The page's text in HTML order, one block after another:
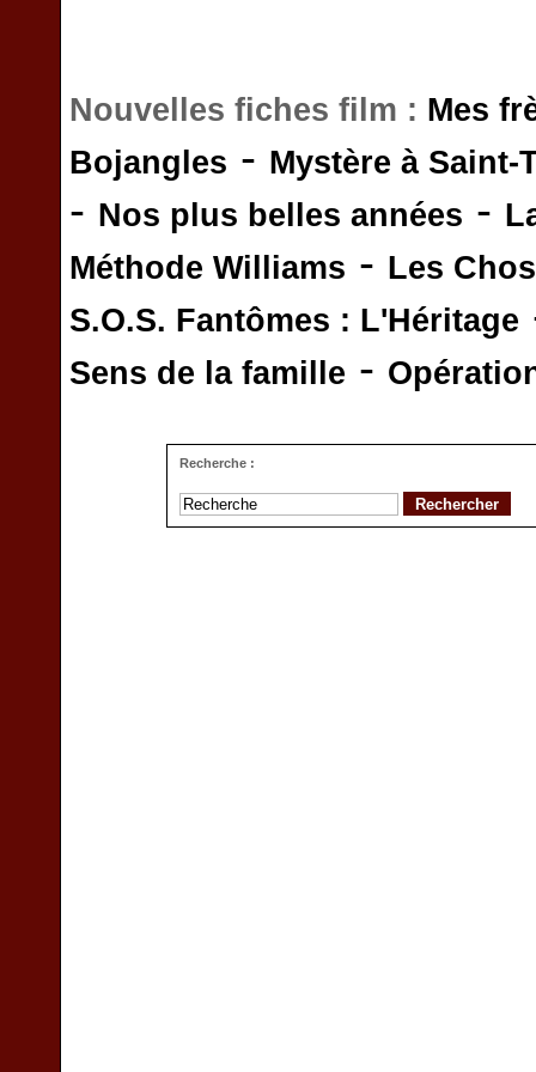
Nouvelles fiches film : Mes
Bojangles - Mystère à Saint-
- Nos plus belles années -
Méthode Williams - Les
S.O.S. Fantômes : L'Héritage
Sens de la famille -
Recherche :